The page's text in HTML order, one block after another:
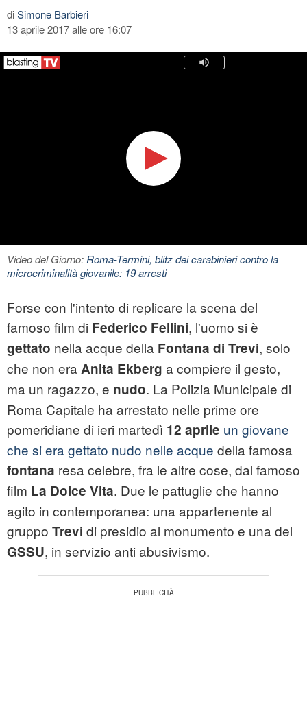
diSimone Barbieri
13 aprile 2017 alle ore 16:07
Video del Giorno:Roma-Termini, blitz dei carabinieri contro la
microcriminalità giovanile: 19 arresti
Forse con l'intento di replicare la scena del
famoso film di Federico Fellini, l'uomo si è
gettato nella acque della Fontana di Trevi, solo
che non era Anita Ekberg a compiere il gesto,
ma un ragazzo, e nudo. La Polizia Municipale di
Roma Capitale ha arrestato nelle prime ore
pomeridiane di ieri martedì 12 aprile un giovane
che si era gettato nudo nelle acque della famosa
fontana resa celebre, fra le altre cose, dal famoso
film La Dolce Vita. Due le pattuglie che hanno
agito in contemporanea: una appartenente al
gruppo Trevi di presidio al monumento e una del
GSSU, in servizio anti abusivismo.